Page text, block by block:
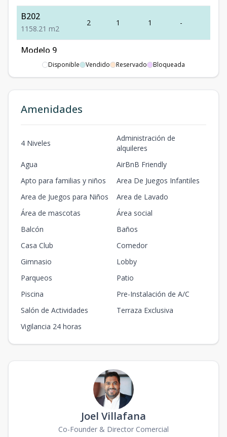
B202
1 1 58.21 m2
2 1 1 -
Modelo 9
2 2 2 1
1 1 1 -
Disponible Vendido Reservado Bloqueada
Amenidades
4 Niveles
Administración de
alquileres
Agua
AirBnB Friendly
Apto para familias y niños
Area De Juegos Infantiles
Area de Juegos para Niños
Area de Lavado
Área de mascotas
Área social
Balcón
Baños
Casa Club
Comedor
Gimnasio
Lobby
Parqueos
Patio
Piscina
Pre-Instalación de A/C
Salón de Actividades
Terraza Exclusiva
Vigilancia 24 horas
Joel Villafana
Co-Founder & Director Comercial